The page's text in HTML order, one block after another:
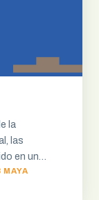
la
las
en un…
MAYA